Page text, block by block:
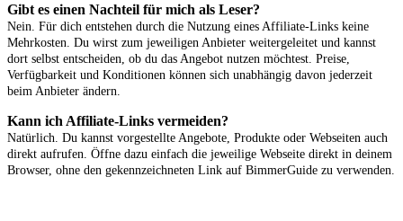
Gibt es einen Nachteil für mich als Leser?
Nein. Für dich entstehen durch die Nutzung eines Affiliate-Links keine
Mehrkosten. Du wirst zum jeweiligen Anbieter weitergeleitet und kannst
dort selbst entscheiden, ob du das Angebot nutzen möchtest. Preise,
Verfügbarkeit und Konditionen können sich unabhängig davon jederzeit
beim Anbieter ändern.
Kann ich Affiliate-Links vermeiden?
Natürlich. Du kannst vorgestellte Angebote, Produkte oder Webseiten auch
direkt aufrufen. Öffne dazu einfach die jeweilige Webseite direkt in deinem
Browser, ohne den gekennzeichneten Link auf BimmerGuide zu verwenden.